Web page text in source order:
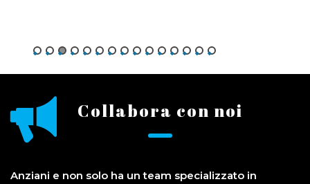
Collabora con noi
Anziani e non solo ha un team specializzato in